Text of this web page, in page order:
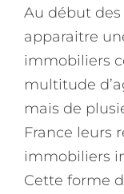
Au début des
apparaitre
immobiliers
multitude
mais de
France leurs
immobiliers
Cette forme